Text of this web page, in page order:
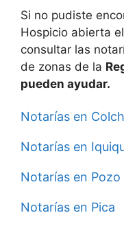
Si no pudiste
Hospicio abierta
consultar las
de zonas de la
pueden ayudar.
Notarías en
Notarías en
Notarías en
Notarías en Pica